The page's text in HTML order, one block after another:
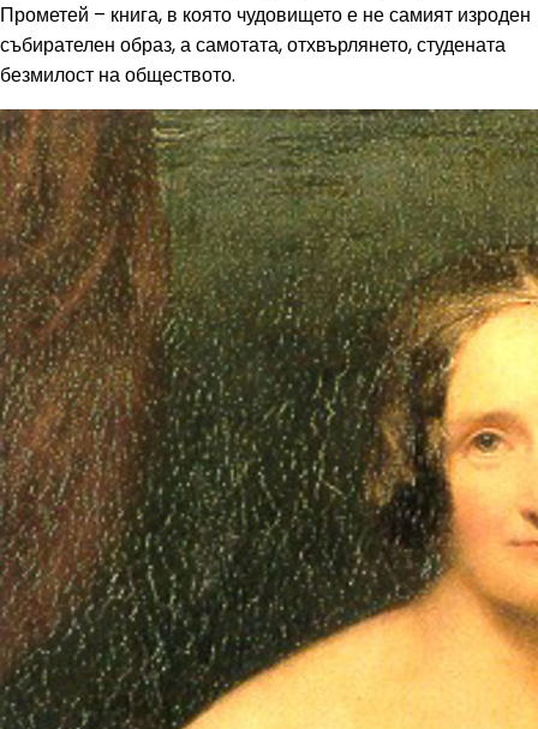
Прометей – книга, в която чудовището е не самият изроден
събирателен образ, а самотата, отхвърлянето, студената
безмилост на обществото.